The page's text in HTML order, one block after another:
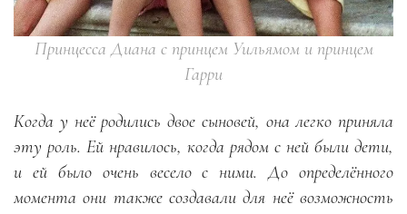
Принцесса Диана с принцем Уильямом и принцем
Гарри
Когда у неё родились двое сыновей, она легко приняла
эту роль. Ей нравилось, когда рядом с ней были дети,
и ей было очень весело с ними. До определённого
момента они также создавали для неё возможность